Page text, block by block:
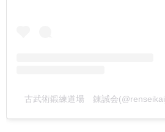
古武術鍛練道場 錬誠会